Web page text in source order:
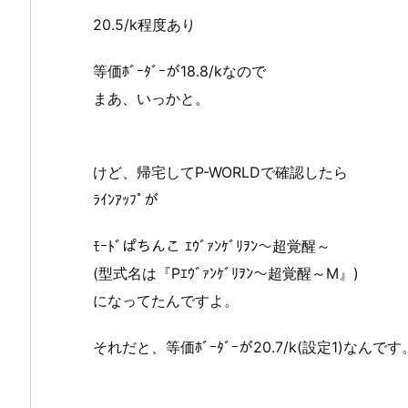
20.5/k程度あり
等価ﾎﾞｰﾀﾞｰが18.8/kなので
まあ、いっかと。
けど、帰宅してP-WORLDで確認したら
ﾗｲﾝｱｯﾌﾟが
ﾓｰﾄﾞぱちんこ ｴｳﾞｧﾝｹﾞﾘｦﾝ～超覚醒～
(型式名は『Pｴｳﾞｧﾝｹﾞﾘｦﾝ～超覚醒～M』)
になってたんですよ。
それだと、等価ﾎﾞｰﾀﾞｰが20.7/k(設定1)なんです